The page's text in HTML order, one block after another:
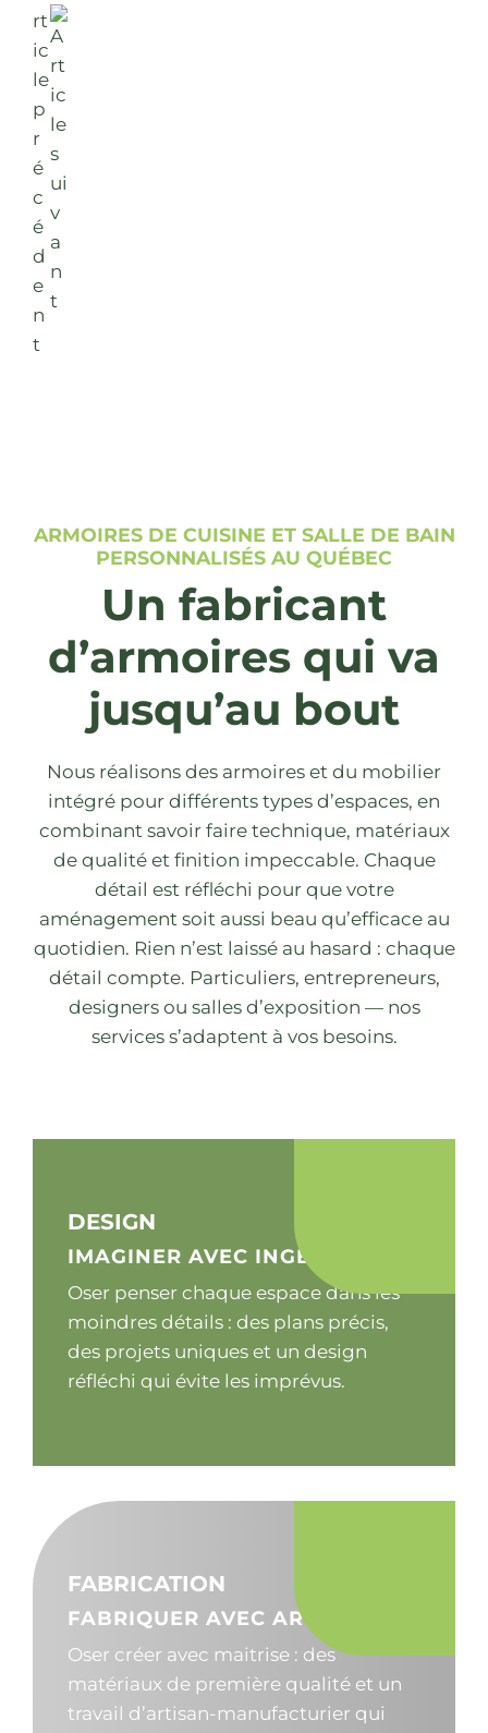
ARMOIRES DE CUISINE ET SALLE DE BAIN
PERSONNALISÉS AU QUÉBEC
Un fabricant
d’armoires qui va
jusqu’au bout
Nous réalisons des armoires et du mobilier
intégré pour différents types d’espaces, en
combinant savoir faire technique, matériaux
de qualité et finition impeccable. Chaque
détail est réfléchi pour que votre
aménagement soit aussi beau qu’efficace au
quotidien. Rien n’est laissé au hasard : chaque
détail compte. Particuliers, entrepreneurs,
designers ou salles d’exposition — nos
services s’adaptent à vos besoins.
DESIGN
IMAGINER AVEC INGÉNIOSITÉ
Oser penser chaque espace dans les
moindres détails : des plans précis,
des projets uniques et un design
réfléchi qui évite les imprévus.
FABRICATION
FABRIQUER AVEC ART
Oser créer avec maitrise : des
matériaux de première qualité et un
travail d’artisan-manufacturier qui